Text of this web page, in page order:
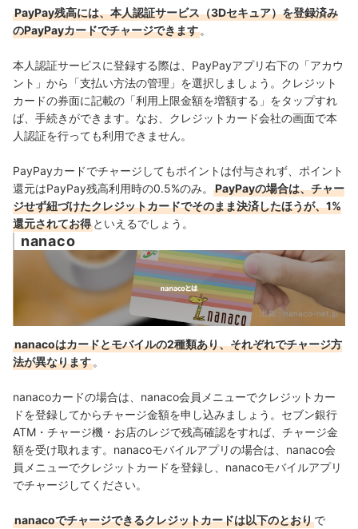
PayPay残高には、本人認証サービス（3Dセキュア）を登録済み
のPayPayカードでチャージできます 。
本人認証サービスに登録する際は、 PayPayアプリ右下の「アカウ
ント」から「支払い方法の管理」を選択しましょう。クレジット
カードの券面に記載の「利用上限金額を増額する」をタップすれ
ば、手続きができます。なお、クレジットカード会社の画面で本
人認証を行っても利用できません。
PayPayカードでチャージしてもポイントは付与されず、ポイント
還元はPayPay残高利用時の0.5%のみ。
PayPayの場合は、チャー
ジせず紐づけたクレジットカードでそのまま決済したほうが、1%
還元されてお得 といえるでしょう。
nanaco
出典： nanaco-net.jp
nanacoはカードとモバイルの2種類あり、それぞれでチャージ方
法が異なります 。
nanacoカードの場合は、nanaco会員メニューでクレジットカー
ドを登録してからチャージ金額を申し込みましょう。セブン銀行
ATM・チャージ機・お店のレジで残高確認をすれば、チャージ金
額を受け取れます。 nanacoモバイルアプリの場合は、nanaco会
員メニューでクレジットカードを登録し、nanacoモバイルアプリ
でチャージ してください。
nanacoでチャージできるクレジットカードは以下のとおりで